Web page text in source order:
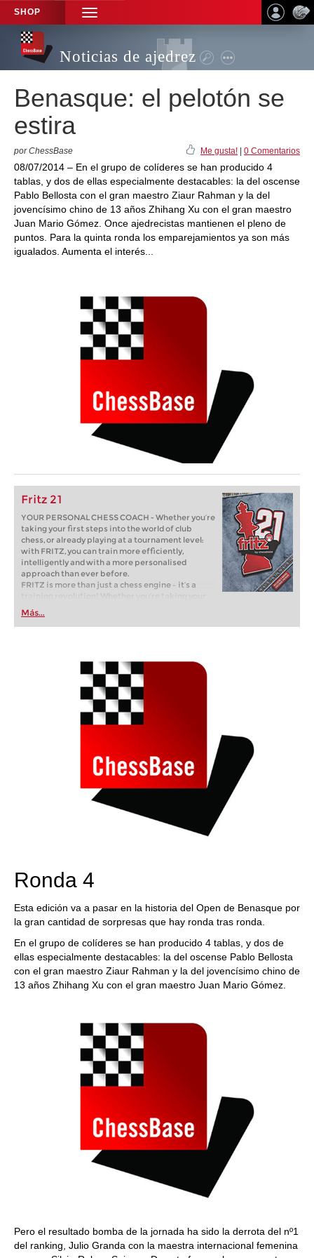
SHOP
TOGGLE
NAVIGATION
Noticias de ajedrez
Benasque: el pelotón se
estira
por ChessBase Me gusta! 0 Comentarios
08/07/2014 – En el grupo de colíderes se han producido 4
tablas, y dos de ellas especialmente destacables: la del oscense
Pablo Bellosta con el gran maestro Ziaur Rahman y la del
jovencísimo chino de 13 años Zhihang Xu con el gran maestro
Juan Mario Gómez. Once ajedrecistas mantienen el pleno de
puntos. Para la quinta ronda los emparejamientos ya son más
igualados. Aumenta el interés...
Fritz 21
YOUR PERSONAL CHESS COACH - Whether you’re
taking your first steps into the world of club
chess, or already playing at a tournament level:
with FRITZ, you can train more efficiently,
intelligently and with a more personalised
approach than ever before.
FRITZ is more than just a chess engine – it’s a
training revolution! Whether you’re taking your
first steps into the world of club chess, or already
playing at a tournament level: with FRITZ, you can
train more efficiently, intelligently and with a
Más...
Ronda 4
Esta edición va a pasar en la historia del Open de Benasque por
la gran cantidad de sorpresas que hay ronda tras ronda.
En el grupo de colíderes se han producido 4 tablas, y dos de
ellas especialmente destacables: la del oscense Pablo Bellosta
con el gran maestro Ziaur Rahman y la del jovencísimo chino de
13 años Zhihang Xu con el gran maestro Juan Mario Gómez.
Pero el resultado bomba de la jornada ha sido la derrota del nº1
del ranking, Julio Granda con la maestra internacional femenina